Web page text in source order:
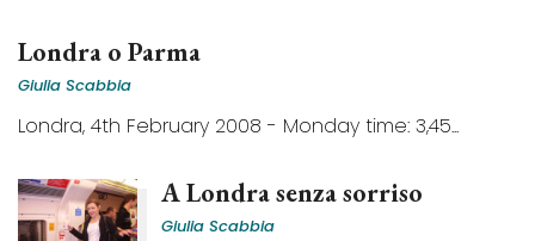
Londra o Parma
Giulia Scabbia
Londra, 4th February 2008 - Monday time: 3,45...
A Londra senza sorriso
Giulia Scabbia